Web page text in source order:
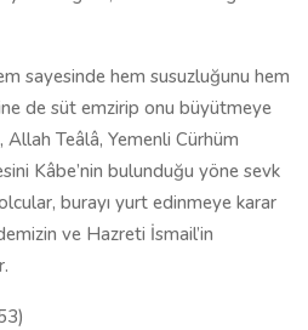
sayesinde hem susuzluğunu hem
de süt emzirip onu büyütmeye
Allah Teâlâ, Yemenli Cürhüm
Kâbe’nin bulunduğu yöne sevk
burayı yurt edinmeye karar
ve Hazreti İsmail’in